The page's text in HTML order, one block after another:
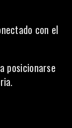
con el
posicionarse